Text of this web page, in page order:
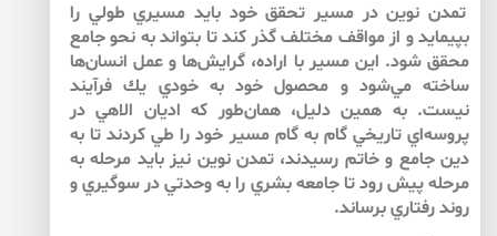
تمدن نوين در مسير تحقق خود بايد مسيري طولي را
بپيمايد و از مواقف مختلف گذر كند تا بتواند به نحو جامع
محقق شود. اين مسير با اراده، گرايش‌‌ها و عمل انسان‌‌ها
ساخته مي‌‌شود و محصول خود به خودي يك فرآيند
نيست. به همين دليل، همان‌طور كه اديان الاهي در
پروسه‌‌اي تاريخي گام به گام مسير خود را طي كردند تا به
دين جامع و خاتم رسيدند، تمدن نوين نيز بايد مرحله به
مرحله پيش رود تا جامعه بشري را به وحدتي در سوگيري و
روند رفتاري برساند.